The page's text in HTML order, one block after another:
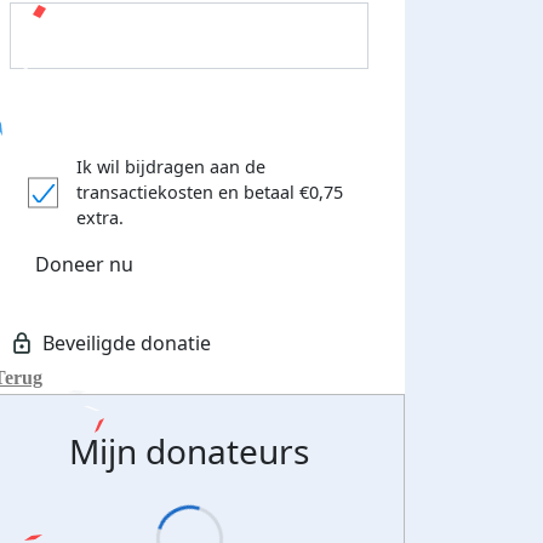
E-mails verstuurd
euro opgehaald: t-shirt
Ik wil bijdragen aan de
transactiekosten en betaal €0,75
extra.
Doneer nu
Mijn donateurs